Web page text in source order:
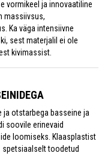
vormikeel ja innovaatiline
massiivsus,
Ka väga intensiivne
sest materjalil ei ole
kivimassist.
ja otstarbega basseine ja
soovile erinevaid
loomiseks. Klaasplastist
spetsiaalselt toodetud